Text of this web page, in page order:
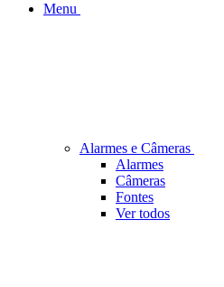
Menu
Alarmes e Câmeras
Alarmes
Câmeras
Fontes
Ver todos